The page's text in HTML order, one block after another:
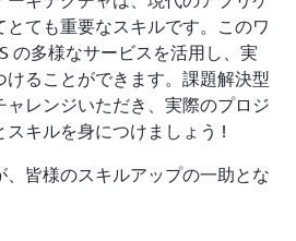
ても重要なスキルです。このワ
の多様なサービスを活用し、実
けることができます。課題解決型
レンジいただき、実際のプロジ
スキルを身につけましょう !
、皆様のスキルアップの一助とな